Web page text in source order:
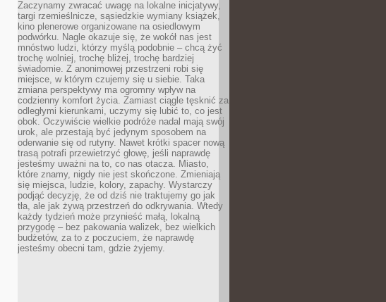
Zaczynamy zwracać uwagę na lokalne inicjatywy,
targi rzemieślnicze, sąsiedzkie wymiany książek,
kino plenerowe organizowane na osiedlowym
podwórku. Nagle okazuje się, że wokół nas jest
mnóstwo ludzi, którzy myślą podobnie – chcą żyć
trochę wolniej, trochę bliżej, trochę bardziej
świadomie. Z anonimowej przestrzeni robi się
miejsce, w którym czujemy się u siebie. Taka
zmiana perspektywy ma ogromny wpływ na
codzienny komfort życia. Zamiast ciągle tęsknić za
odległymi kierunkami, uczymy się lubić to, co jest
obok. Oczywiście wielkie podróże nadal mają swój
urok, ale przestają być jedynym sposobem na
oderwanie się od rutyny. Nawet krótki spacer nową
trasą potrafi przewietrzyć głowę, jeśli naprawdę
jesteśmy uważni na to, co nas otacza. Miasto,
które znamy, nigdy nie jest skończone. Zmieniają
się miejsca, ludzie, kolory, zapachy. Wystarczy
podjąć decyzję, że od dziś nie traktujemy go jak
tła, ale jak żywą przestrzeń do odkrywania. Wtedy
każdy tydzień może przynieść małą, lokalną
przygodę – bez pakowania walizek, bez wielkich
budżetów, za to z poczuciem, że naprawdę
jesteśmy obecni tam, gdzie żyjemy.